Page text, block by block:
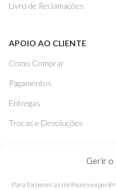
Gerir o
Para fornecer as melhores
Livro de Reclamações
APOIO AO CLIENTE
Como Comprar
Pagamentos
Entregas
Trocas e Devoluções
Facebook